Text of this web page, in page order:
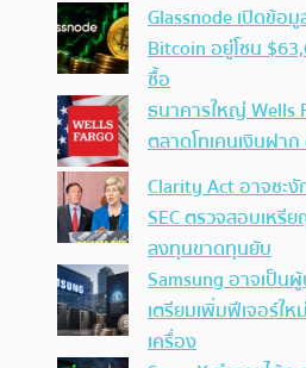
Glassnode เปิดข้อ
Bitcoin อยู่โซน
ซื้อ
ธนาคารใหญ่ Wells
ตลาดโทเคนเงินฝา
Clarity Act อาจชะ
SEC ตรวจสอบเหรี
ลงทุนขาดทุนยับ
Samsung อาจเป็น
เตรียมเพิ่มฟีเจอร์ใ
เครื่อง